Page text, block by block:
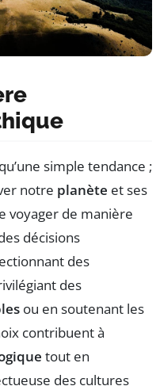
simple tendance ;
notre planète et ses
voyager de manière
décisions
des
des
ou en soutenant les
contribuent à
tout en
des cultures